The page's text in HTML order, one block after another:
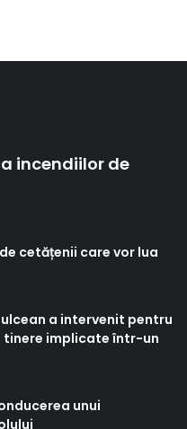
incendiilor de
cetățenii care vor lua
a intervenit pentru
tinere implicate într-un
unui